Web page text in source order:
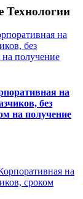
Технологии
на
без
на получение